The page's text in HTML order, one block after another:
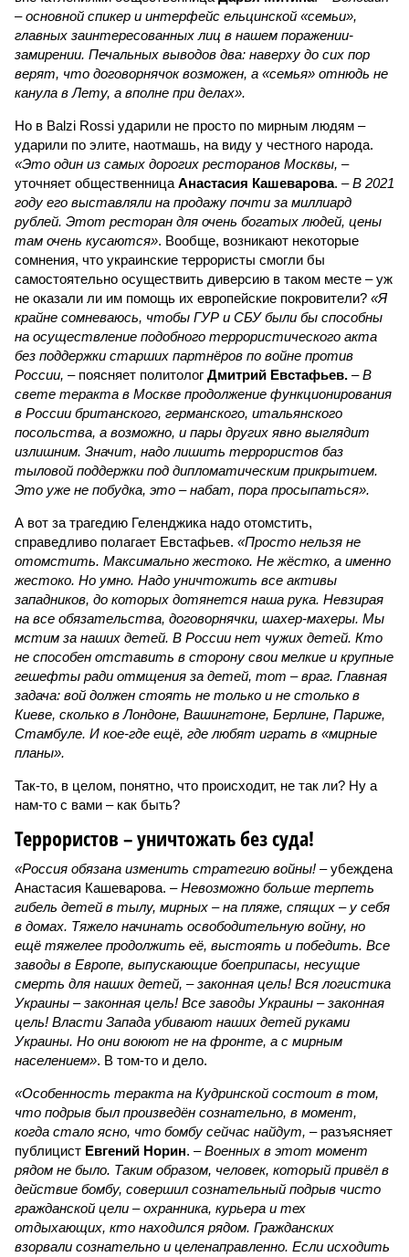
– основной спикер и интерфейс ельцинской «семьи»,
главных заинтересованных лиц в нашем поражении-
замирении. Печальных выводов два: наверху до сих пор
верят, что договорнячок возможен, а «семья» отнюдь не
канула в Лету, а вполне при делах».
Но в Balzi Rossi ударили не просто по мирным людям –
ударили по элите, наотмашь, на виду у честного народа.
«Это один из самых дорогих ресторанов Москвы, –
уточняет общественница Анастасия Кашеварова. –В 2021
году его выставляли на продажу почти за миллиард
рублей. Этот ресторан для очень богатых людей, цены
там очень кусаются». Вообще, возникают некоторые
сомнения, что украинские террористы смогли бы
самостоятельно осуществить диверсию в таком месте – уж
не оказали ли им помощь их европейские покровители? «Я
крайне сомневаюсь, чтобы ГУР и СБУ были бы способны
на осуществление подобного террористического акта
без поддержки старших партнёров по войне против
России, – поясняет политолог Дмитрий Евстафьев. –В
свете теракта в Москве продолжение функционирования
в России британского, германского, итальянского
посольства, а возможно, и пары других явно выглядит
излишним. Значит, надо лишить террористов баз
тыловой поддержки под дипломатическим прикрытием.
Это уже не побудка, это – набат, пора просыпаться».
А вот за трагедию Геленджика надо отомстить,
справедливо полагает Евстафьев. «Просто нельзя не
отомстить. Максимально жестоко. Не жёстко, а именно
жестоко. Но умно. Надо уничтожить все активы
западников, до которых дотянется наша рука. Невзирая
на все обязательства, договорнячки, шахер-махеры. Мы
мстим за наших детей. В России нет чужих детей. Кто
не способен отставить в сторону свои мелкие и крупные
гешефты ради отмщения за детей, тот – враг. Главная
задача: вой должен стоять не только и не столько в
Киеве, сколько в Лондоне, Вашингтоне, Берлине, Париже,
Стамбуле. И кое-где ещё, где любят играть в «мирные
планы».
Так-то, в целом, понятно, что происходит, не так ли? Ну а
нам-то с вами – как быть?
Террористов – уничтожать без суда!
«Россия обязана изменить стратегию войны! – убеждена
Анастасия Кашеварова. –Невозможно больше терпеть
гибель детей в тылу, мирных – на пляже, спящих – у себя
в домах. Тяжело начинать освободительную войну, но
ещё тяжелее продолжить её, выстоять и победить. Все
заводы в Европе, выпускающие боеприпасы, несущие
смерть для наших детей, – законная цель! Вся логистика
Украины – законная цель! Все заводы Украины – законная
цель! Власти Запада убивают наших детей руками
Украины. Но они воюют не на фронте, а с мирным
населением». В том-то и дело.
«Особенность теракта на Кудринской состоит в том,
что подрыв был произведён сознательно, в момент,
когда стало ясно, что бомбу сейчас найдут, – разъясняет
публицист Евгений Норин. –Военных в этот момент
рядом не было. Таким образом, человек, который привёл в
действие бомбу, совершил сознательный подрыв чисто
гражданской цели – охранника, курьера и тех
отдыхающих, кто находился рядом. Гражданских
взорвали сознательно и целенаправленно. Если исходить